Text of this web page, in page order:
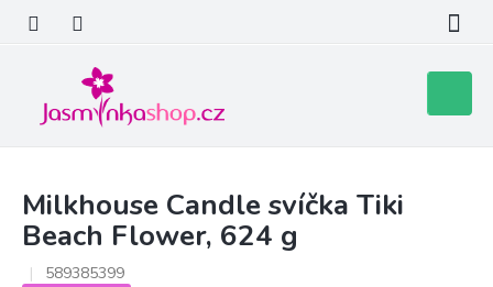
obsah
košík
Milkhouse Candle svíčka Tiki
Beach Flower, 624 g
589385399